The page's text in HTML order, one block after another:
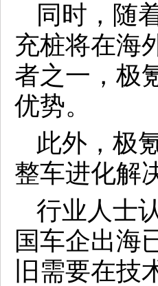
同时，随
充桩将在海
者之一，极
优势。
此外，极
整车进化解
行业人士
国车企出海
旧需要在